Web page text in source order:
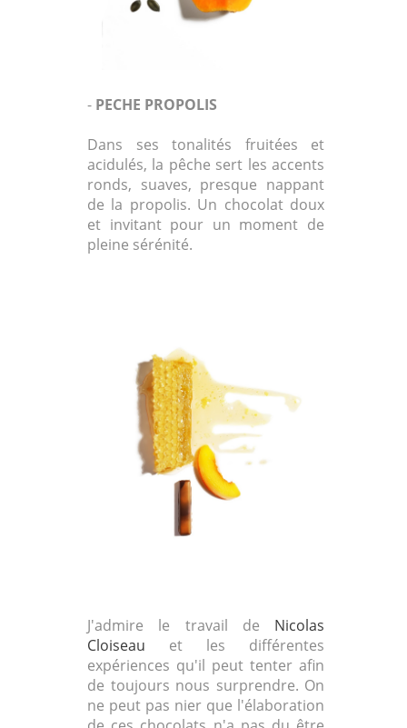
- PECHE PROPOLIS
Dans ses tonalités fruitées et
acidulés, la pêche sert les accents
ronds, suaves, presque nappant
de la propolis. Un chocolat doux
et invitant pour un moment de
pleine sérénité.
J'admire le travail de Nicolas
Cloiseau et les différentes
expériences qu'il peut tenter afin
de toujours nous surprendre. On
ne peut pas nier que l'élaboration